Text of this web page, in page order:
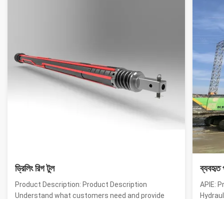
ড্রিলিং রিগ টুল
Product Description: Product Description
Understand what customers need and provide
ব্যবহৃত
APIE: